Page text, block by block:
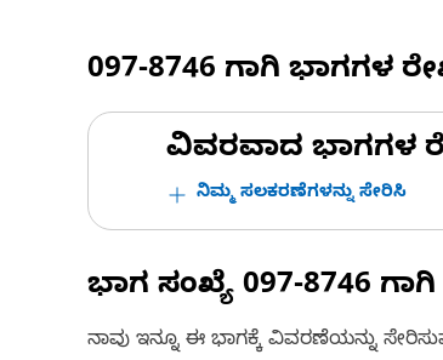
097-8746 ಗಾಗಿ ಭಾಗಗಳ
ವಿವರವಾದ ಭಾಗಗಳ
ನಿಮ್ಮ ಸಲಕರಣೆಗಳನ್ನು ಸೇರಿಸಿ
ಭಾಗ ಸಂಖ್ಯೆ 097-8746
ನಾವು ಇನ್ನೂ ಈ ಭಾಗಕ್ಕೆ ವಿವರಣೆಯನ್ನು